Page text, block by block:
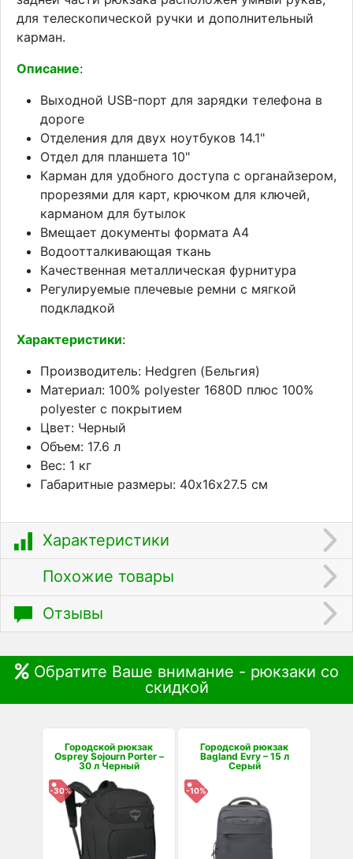
для телескопической ручки и дополнительный
карман.
Описание:
Выходной USB-порт для зарядки телефона в
дороге
Отделения для двух ноутбуков 14.1"
Отдел для планшета 10"
Карман для удобного доступа с органайзером,
прорезями для карт, крючком для ключей,
карманом для бутылок
Вмещает документы формата А4
Водоотталкивающая ткань
Качественная металлическая фурнитура
Регулируемые плечевые ремни с мягкой
подкладкой
Характеристики:
Производитель: Hedgren (Бельгия)
Материал: 100% polyester 1680D плюс 100%
polyester с покрытием
Цвет: Черный
Объем: 17.6 л
Вес: 1 кг
Габаритные размеры: 40х16х27.5 см
Характеристики
Похожие товары
Отзывы
Обратите Ваше внимание - рюкзаки со
скидкой
Городской рюкзак
Osprey Sojourn Porter –
30 л Черный
-30%
Городской рюкзак
Bagland Evry – 15 л
Серый
-10%